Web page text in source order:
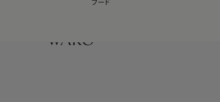
【会員様限定】夏のプレゼントキャンペーン開催中
フード